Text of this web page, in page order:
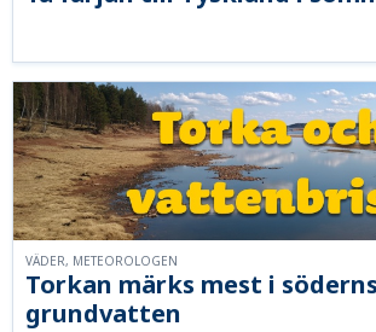
Torkan märks mest i söderns
grundvatten
VÄDER, METEOROLOGEN